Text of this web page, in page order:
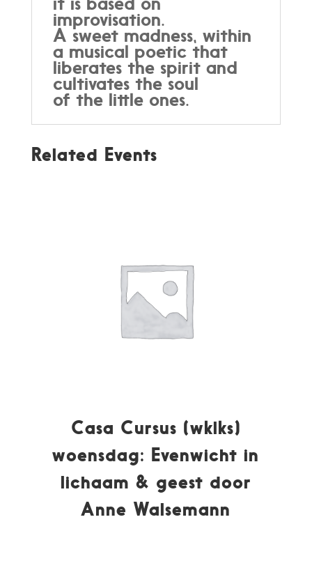
improvisation.
A sweet madness, within
a musical poetic that
liberates the spirit and
cultivates the soul
of the little ones.
Related Events
Casa Cursus (wklks)
woensdag: Evenwicht in
lichaam & geest door
Anne Walsemann